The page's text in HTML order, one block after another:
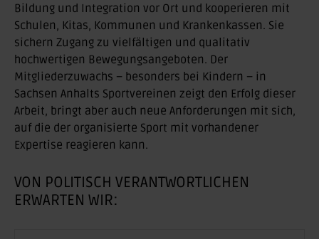
Bildung und Integration vor Ort und kooperieren mit
Schulen, Kitas, Kommunen und Krankenkassen. Sie
sichern Zugang zu vielfältigen und qualitativ
hochwertigen Bewegungsangeboten. Der
Mitgliederzuwachs – besonders bei Kindern – in
Sachsen Anhalts Sportvereinen zeigt den Erfolg dieser
Arbeit, bringt aber auch neue Anforderungen mit sich,
auf die der organisierte Sport mit vorhandener
Expertise reagieren kann.
VON POLITISCH VERANTWORTLICHEN
ERWARTEN WIR: